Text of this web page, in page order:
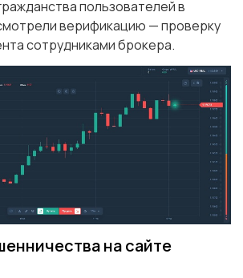
пользователей в
верификацию — проверку
сотрудниками брокера.
на сайте